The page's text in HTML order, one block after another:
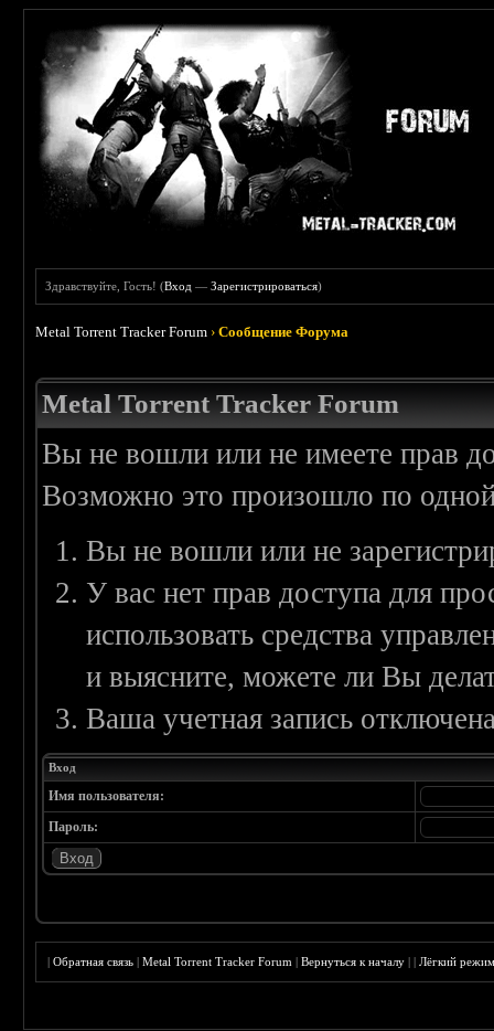
Здравствуйте, Гость! (Вход —Зарегистрироваться)
Metal Torrent Tracker Forum ›Сообщение Форума
Metal Torrent Tracker Forum
Вы не вошли или не имеете прав
Возможно это произошло по
Вы не вошли или не
У вас нет прав доступа для
использовать средства
и выясните, можете ли Вы
Ваша учетная запись
Вход
Имя пользователя:
Пароль:
|Обратная связь |Metal Torrent Tracker Forum |Вернуться к началу ||Лёгкий